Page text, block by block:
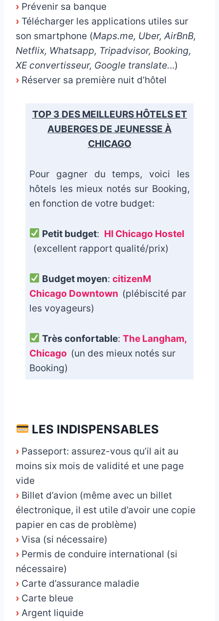
› Prévenir sa banque
› Télécharger les applications utiles sur
son smartphone (Maps.me, Uber, AirBnB,
Netflix, Whatsapp, Tripadvisor, Booking,
XE convertisseur, Google translate...)
› Réserver sa première nuit d’hôtel
TOP 3 DES MEILLEURS HÔTELS ET
AUBERGES DE JEUNESSE À
CHICAGO
Pour gagner du temps, voici les
hôtels les mieux notés sur Booking,
en fonction de votre budget:
Petit budget: HI Chicago Hostel
(excellent rapport qualité/prix)
Budget moyen: citizenM
Chicago Downtown (plébiscité par
les voyageurs)
Très confortable: The Langham,
Chicago (un des mieux notés sur
Booking)
LES INDISPENSABLES
› Passeport: assurez-vous qu’il ait au
moins six mois de validité et une page
vide
› Billet d’avion (même avec un billet
électronique, il est utile d’avoir une copie
papier en cas de problème)
› Visa (si nécessaire)
› Permis de conduire international (si
nécessaire)
› Carte d’assurance maladie
› Carte bleue
› Argent liquide